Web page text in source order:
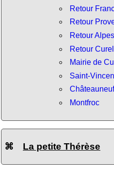
Retour
Retour
Retour
Retour Curel
Mairie de
Saint-
Montfroc
⌘ La petite Thérèse